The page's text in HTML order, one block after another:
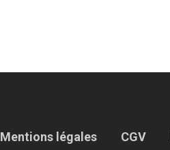
Mentions légales CGV